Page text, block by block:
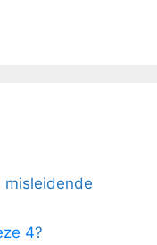
misleidende
4?